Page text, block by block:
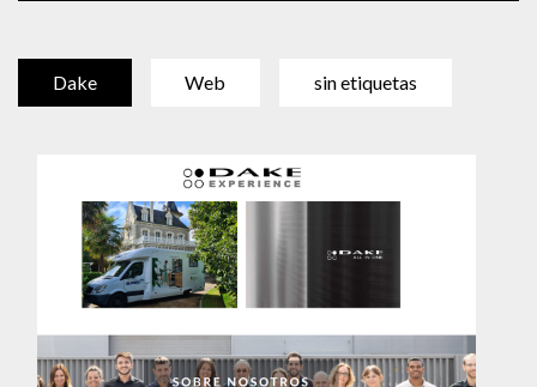
Dake Web sin etiquetas